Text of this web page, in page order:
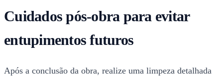
Cuidados pós-obra para evitar
entupimentos futuros
Após a conclusão da obra, realize uma limpeza detalhada